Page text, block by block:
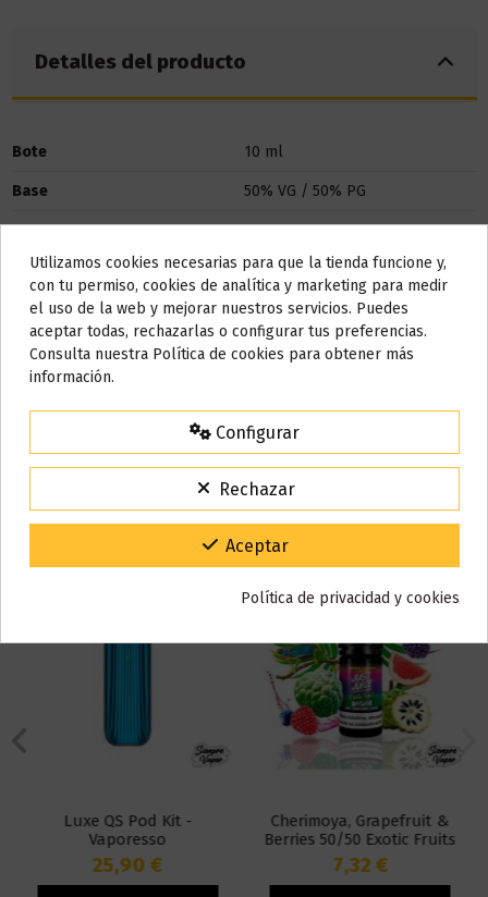
Detalles del producto
Bote 10 ml
Base 50% VG / 50% PG
Referencia 001621
En stock
100 Artículos
Reseñas (0)
También puede que te guste
Luxe QS Pod Kit -
Vaporesso
25,90 €
Cherimoya, Grapefruit &
Berries 50/50 Exotic Fruits
Sales 10ml - Just Juice
7,32 €
Do not show again.
AVISO IMPORTANTE
Nos tomamos unos días
Todos los pedidos realizados desde el
15% de descuento
Para agradecerte la espera durante estos días.
Código:VACACIONES15
Gracias por tu paciencia y por seguir confiando en nosotros.
Utilizamos cookies necesarias para que la tienda funcione y,
con tu permiso, cookies de analítica y marketing para medir
el uso de la web y mejorar nuestros servicios. Puedes
aceptar todas, rechazarlas o configurar tus preferencias.
Consulta nuestra Política de cookies para obtener más
información.
Configurar
Rechazar
Aceptar
Política de privacidad y cookies